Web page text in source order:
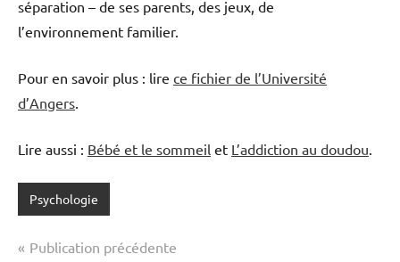
séparation – de ses parents, des jeux, de
l’environnement familier.
Pour en savoir plus : lire ce fichier de l’Université
d’Angers
Lire aussi : Bébé et le sommeil et L’addiction au doudou
Psychologie
Navigation
Publication précédente